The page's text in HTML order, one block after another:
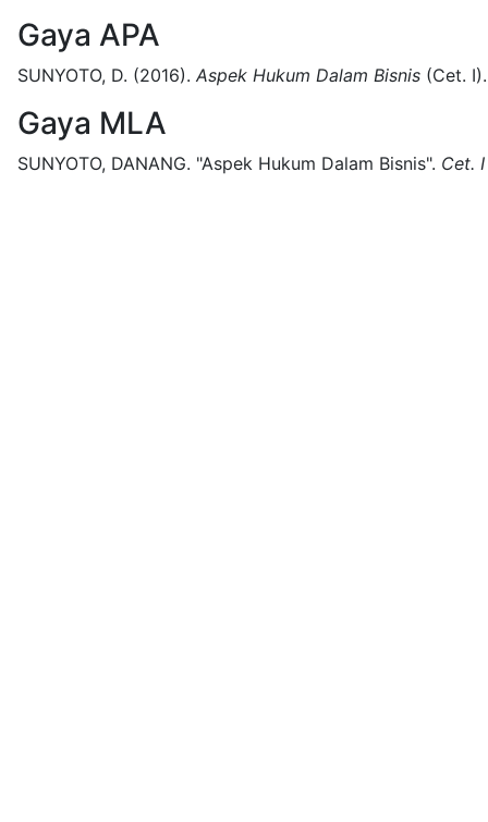
Gaya APA
SUNYOTO, D. (2016). Aspek Hukum Dalam Bisnis (Cet. I).
Gaya MLA
SUNYOTO, DANANG. "Aspek Hukum Dalam Bisnis". Cet. I